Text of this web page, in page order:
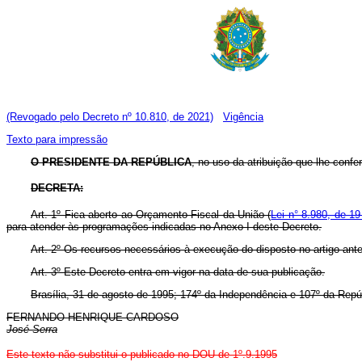
(Revogado pelo Decreto nº 10.810, de 2021)
Vigência
Texto para impressão
O PRESIDENTE DA REPÚBLICA, no uso da atribuição que lhe
DECRETA:
Art. 1º Fica aberto ao Orçamento Fiscal da União (Lei n° 8.980, de
para atender às programações indicadas no Anexo I deste Decreto.
Art. 2º Os recursos necessários à execução do disposto no artigo
Art. 3º Este Decreto entra em vigor na data de sua publicação.
Brasília, 31 de agosto de 1995; 174º da Independência e 107º da
FERNANDO HENRIQUE CARDOSO
José Serra
Este texto não substitui o publicado no DOU de 1º.9.1995